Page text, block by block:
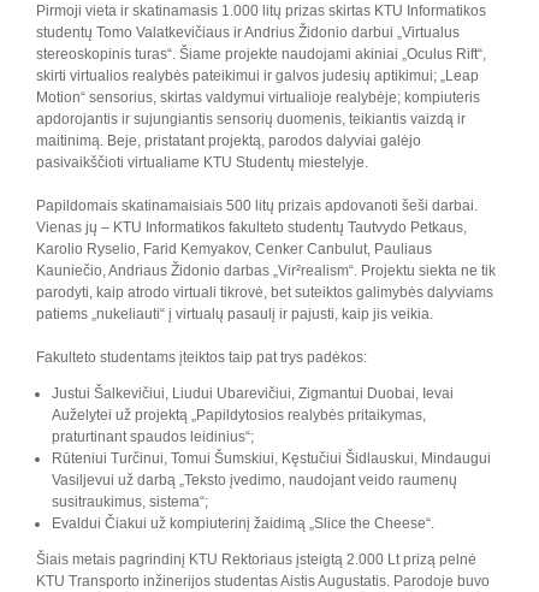
Pirmoji vieta ir skatinamasis 1.000 litų prizas skirtas KTU Informatikos
studentų Tomo Valatkevičiaus ir Andrius Židonio darbui „Virtualus
stereoskopinis turas“. Šiame projekte naudojami akiniai „Oculus Rift“,
skirti virtualios realybės pateikimui ir galvos judesių aptikimui; „Leap
Motion“ sensorius, skirtas valdymui virtualioje realybėje; kompiuteris
apdorojantis ir sujungiantis sensorių duomenis, teikiantis vaizdą ir
maitinimą. Beje, pristatant projektą, parodos dalyviai galėjo
pasivaikščioti virtualiame KTU Studentų miestelyje.
Papildomais skatinamaisiais 500 litų prizais apdovanoti šeši darbai.
Vienas jų – KTU Informatikos fakulteto studentų Tautvydo Petkaus,
Karolio Ryselio, Farid Kemyakov, Cenker Canbulut, Pauliaus
Kauniečio, Andriaus Židonio darbas „Vir²realism“. Projektu siekta ne tik
parodyti, kaip atrodo virtuali tikrovė, bet suteiktos galimybės dalyviams
patiems „nukeliauti“ į virtualų pasaulį ir pajusti, kaip jis veikia.
Fakulteto studentams įteiktos taip pat trys padėkos:
Justui Šalkevičiui, Liudui Ubarevičiui, Zigmantui Duobai, Ievai
Auželytei už projektą „Papildytosios realybės pritaikymas,
praturtinant spaudos leidinius“;
Rūteniui Turčinui, Tomui Šumskiui, Kęstučiui Šidlauskui, Mindaugui
Vasiljevui už darbą „Teksto įvedimo, naudojant veido raumenų
susitraukimus, sistema“;
Evaldui Čiakui už kompiuterinį žaidimą „Slice the Cheese“.
Šiais metais pagrindinį KTU Rektoriaus įsteigtą 2.000 Lt prizą pelnė
KTU Transporto inžinerijos studentas Aistis Augustatis. Parodoje buvo